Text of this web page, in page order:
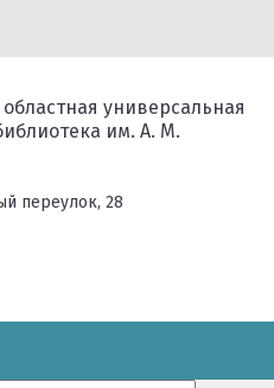
универсальная
им. А. М.
переулок, 28